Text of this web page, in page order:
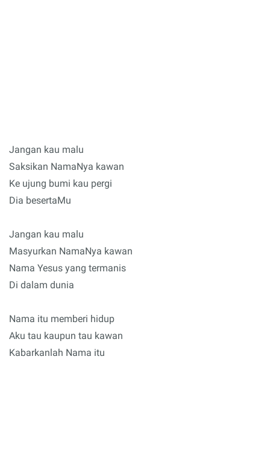
Jangan kau malu
Saksikan NamaNya kawan
Ke ujung bumi kau pergi
Dia besertaMu
Jangan kau malu
Masyurkan NamaNya kawan
Nama Yesus yang termanis
Di dalam dunia
Nama itu memberi hidup
Aku tau kaupun tau kawan
Kabarkanlah Nama itu